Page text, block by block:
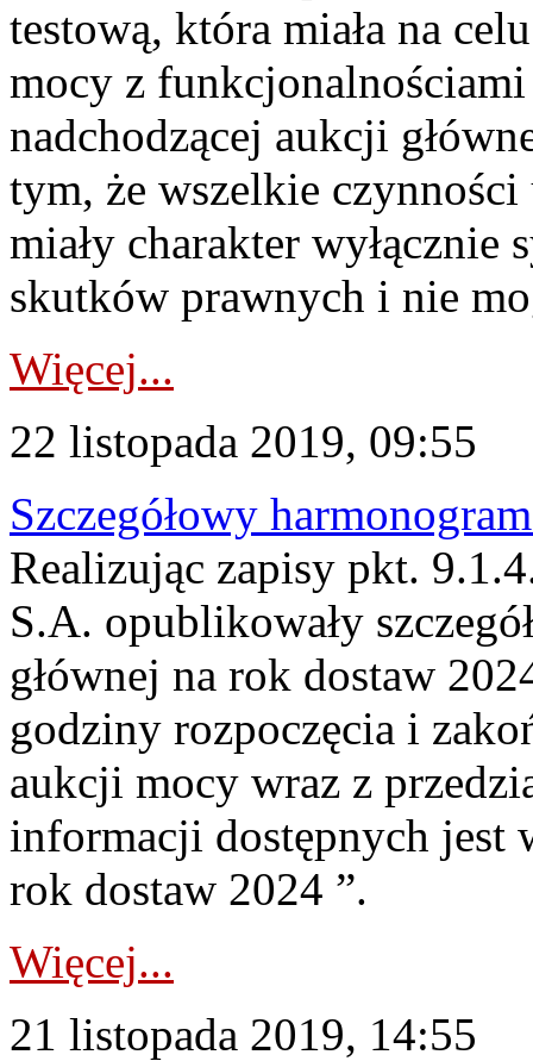
testową, która miała na
mocy z
nadchodzącej aukcji
tym, że wszelkie
miały charakter
skutków prawnych i nie
Więcej...
22 listopada 2019, 09:55
Szczegółowy
Realizując zapisy pkt.
S.A. opublikowały
głównej na rok dostaw
godziny rozpoczęcia i
aukcji mocy wraz z
informacji dostępnych jest
rok dostaw 2024 ”.
Więcej...
21 listopada 2019, 14:55